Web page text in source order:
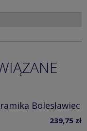
Bolesławiec
239,75 zł